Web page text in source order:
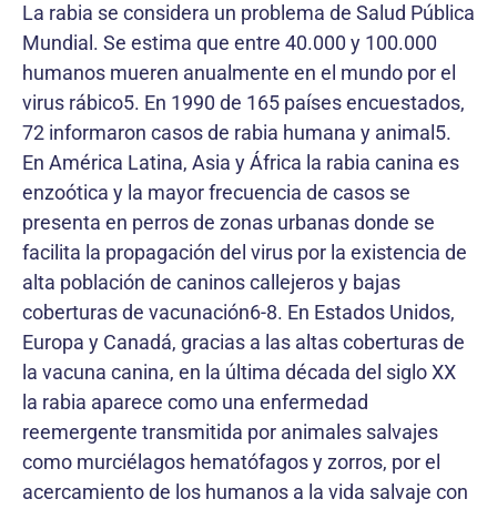
La rabia se considera un problema de Salud Pública
Mundial. Se estima que entre 40.000 y 100.000
humanos mueren anualmente en el mundo por el
virus rábico5. En 1990 de 165 países encuestados,
72 informaron casos de rabia humana y animal5.
En América Latina, Asia y África la rabia canina es
enzoótica y la mayor frecuencia de casos se
presenta en perros de zonas urbanas donde se
facilita la propagación del virus por la existencia de
alta población de caninos callejeros y bajas
coberturas de vacunación6-8. En Estados Unidos,
Europa y Canadá, gracias a las altas coberturas de
la vacuna canina, en la última década del siglo XX
la rabia aparece como una enfermedad
reemergente transmitida por animales salvajes
como murciélagos hematófagos y zorros, por el
acercamiento de los humanos a la vida salvaje con